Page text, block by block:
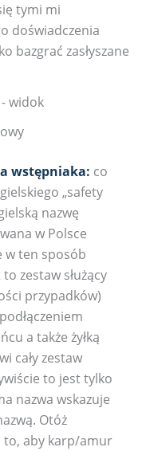
tymi mi
doświadczenia
bazgrać zasłyszane
wstępniaka: co
„safety
nazwę
w Polsce
w ten sposób
zestaw służący
przypadków)
a także żyłką
cały zestaw
to jest tylko
nazwa wskazuje
Otóż
to, aby karp/amur